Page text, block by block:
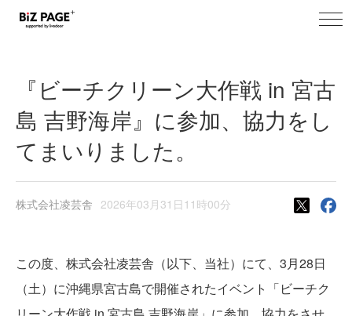
toggle
『ビーチクリーン大作戦 in 宮古
島 吉野海岸』に参加、協力をし
てまいりました。
株式会社凌芸舎 2026年03月31日11時00分
この度、株式会社凌芸舎（以下、当社）にて、3月28日
（土）に沖縄県宮古島で開催されたイベント「ビーチク